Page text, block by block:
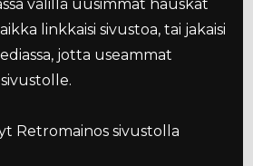
välillä uusimmat hauskat
linkkaisi sivustoa, tai jakaisi
jotta useammat
Retromainos sivustolla